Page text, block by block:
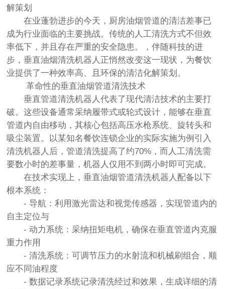
解策划
在业蓬勃进步的今天，厨房油烟管道的清洁差事已
成为行业面临的主要挑战。传统的人工清洗方式不但效
率低下，并且存在严重的安全隐患。，伴随科技的进
步，垂直油烟清洗机器人正悄然改变这一现状，为餐饮
业提供了一种效率高、且环保的清洁化解策划。
革命性的垂直油烟管道清洗技术
垂直管道清洗机器人代表了现代清洁技术的主要打
破。这些设备通常采纳履带式或轮式设计，能够在垂直
管道内自由移动，其核心包括高压水枪系统、旋转头和
吸尘装置。以某知名餐饮连锁企业的实际实施为例引入
清洗机器人后，管道清洗提高了约70%，而人工清洗需
要数小时的差事量，机器人仅用不到两小时即可完成。
在技术实现上，垂直油烟管道清洗机器人配备以下
根本系统：
- 导航：利用激光雷达和视觉传感器，实现管道内的
自主定位与
- 动力系统：采纳扭矩电机，确保在垂直管道内克服
重力作用
- 清洗系统：可调节压力的水射流和机械刷组合，顺
应不同油程度
- 数据记录系统记录清洗经过和效果，生成详细的清